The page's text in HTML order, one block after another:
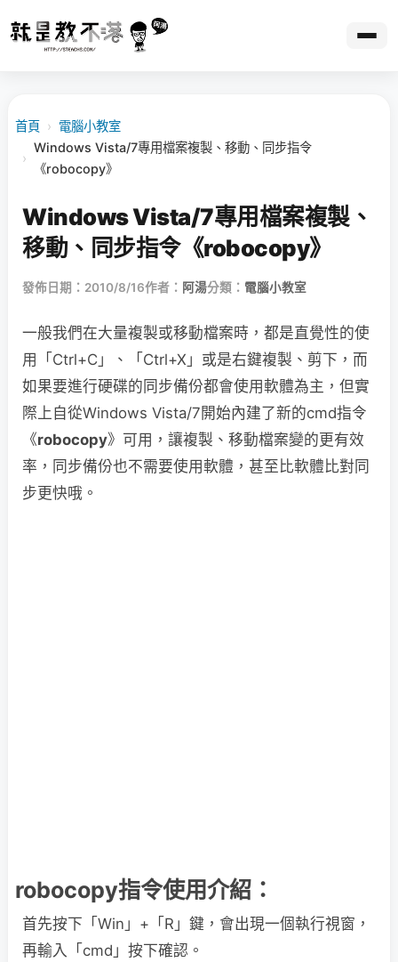
首頁 › 電腦小教室
›
Windows Vista/7專用檔案複製、移動、同步指令
《robocopy》
Windows Vista/7專用檔案複製、
移動、同步指令《robocopy》
發佈日期：2010/8/16作者： 阿湯分類： 電腦小教室
一般我們在大量複製或移動檔案時，都是直覺性的使
用「Ctrl+C」、「Ctrl+X」或是右鍵複製、剪下，而
如果要進行硬碟的同步備份都會使用軟體為主，但實
際上自從Windows Vista/7開始內建了新的cmd指令
《robocopy》可用，讓複製、移動檔案變的更有效
率，同步備份也不需要使用軟體，甚至比軟體比對同
步更快哦。
robocopy指令使用介紹：
首先按下「Win」+「R」鍵，會出現一個執行視窗，
再輸入「cmd」按下確認。